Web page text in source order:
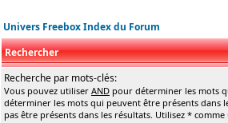
Univers Freebox Index du Forum
Rechercher
Recherche par mots-clés:
Vous pouvez utiliser AND pour déterminer les mots
déterminer les mots qui peuvent être présents dans
pas être présents dans les résultats. Utilisez *